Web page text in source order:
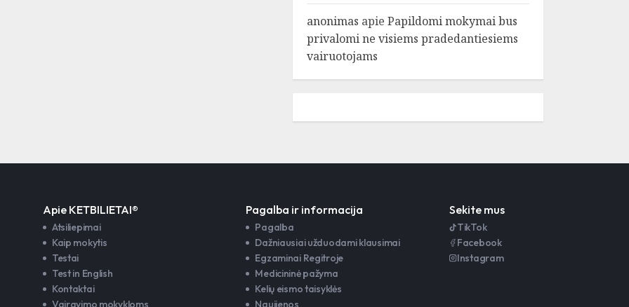
anonimas apiePapildomi mokymai bus
privalomi ne visiems pradedantiesiems
vairuotojams
Apie KETBILIETAI®
Atsiliepimai
Kaip mokytis
Testai
Test in English
Kontaktai
Vairavimo mokykloms
Pagalba ir informacija
Pagalba
Dažniausiai užduodami klausimai
Egzaminai Regitroje
Medicininė pažyma
Kelių eismo taisyklės
Naujienos
Sekite mus
TikTok
Facebook
Instagram